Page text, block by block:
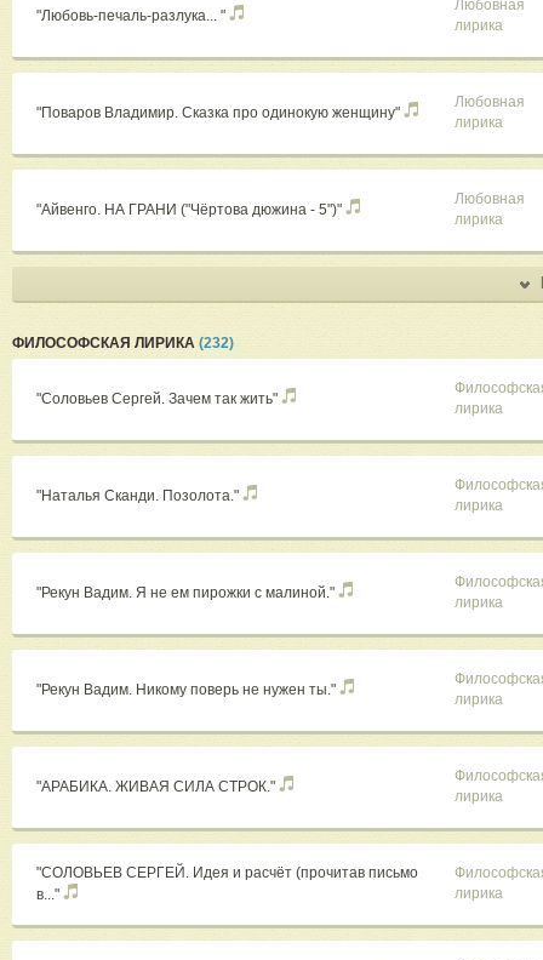
"Любовь-печаль-разлука... "
Любовная
лирика
"Поваров Владимир. Сказка про одинокую женщину"
Любовная
лирика
"Айвенго. НА ГРАНИ ("Чёртова дюжина - 5")"
Любовная
лирика
ФИЛОСОФСКАЯ ЛИРИКА (232)
"Соловьев Сергей. Зачем так жить"
лирика
"Наталья Сканди. Позолота."
лирика
"Рекун Вадим. Я не ем пирожки с малиной."
лирика
"Рекун Вадим. Никому поверь не нужен ты."
лирика
"АРАБИКА. ЖИВАЯ СИЛА СТРОК."
лирика
"СОЛОВЬЕВ СЕРГЕЙ. Идея и расчёт (прочитав письмо
в..."
лирика